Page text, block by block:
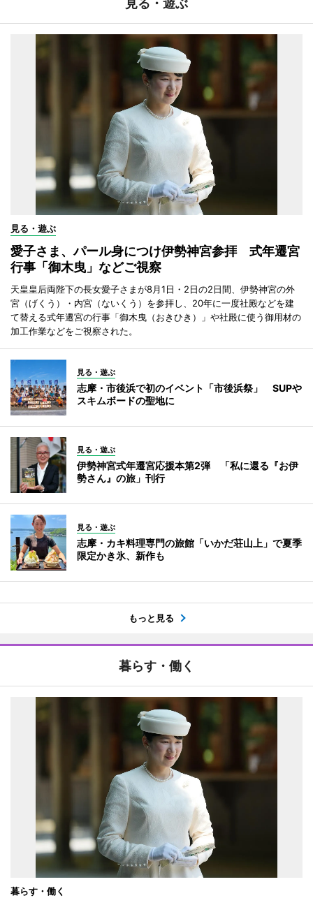
見る・遊ぶ
見る・遊ぶ
愛子さま、パール身につけ伊勢神宮参拝 式年遷宮
行事「御木曳」などご視察
天皇皇后両陛下の長女愛子さまが8月1日・2日の2日間、伊勢神宮の外
宮（げくう）・内宮（ないくう）を参拝し、20年に一度社殿などを建
て替える式年遷宮の行事「御木曳（おきひき）」や社殿に使う御用材の
加工作業などをご視察された。
見る・遊ぶ
志摩・市後浜で初のイベント「市後浜祭」 SUPや
スキムボードの聖地に
見る・遊ぶ
伊勢神宮式年遷宮応援本第2弾 「私に還る『お伊
勢さん』の旅」刊行
見る・遊ぶ
志摩・カキ料理専門の旅館「いかだ荘山上」で夏季
限定かき氷、新作も
もっと見る
暮らす・働く
暮らす・働く